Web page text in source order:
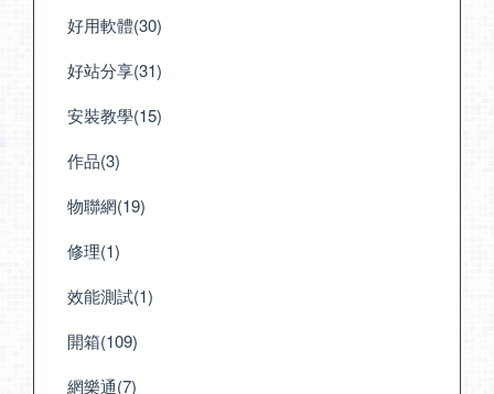
好用軟體(30)
好站分享(31)
安裝教學(15)
作品(3)
物聯網(19)
修理(1)
效能測試(1)
開箱(109)
網樂通(7)